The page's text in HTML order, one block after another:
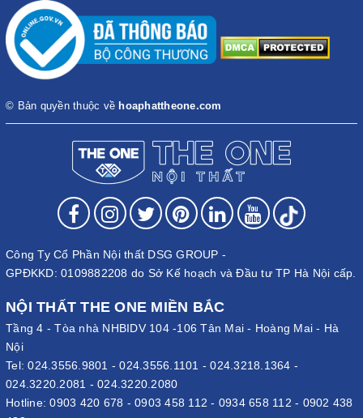
© Bản quyền thuộc về hoaphattheone.com
Công Ty Cổ Phần Nội thất DSG GROUP -
GPĐKKD: 0109882208 do Sở Kế hoạch và Đầu tư TP Hà Nội cấp.
NỘI THẤT THE ONE MIỀN BẮC
Tầng 4 - Tòa nhà NHBIDV 104 -106 Tân Mai - Hoàng Mai - Hà
Nội
Tel:024.3556.9801 -024.3556.1101 -024.3218.1364 -
024.3220.2081 - 024.3220.2080
Hotline:0903 420 678 - 0903 458 112 - 0934 658 112 - 0902 438